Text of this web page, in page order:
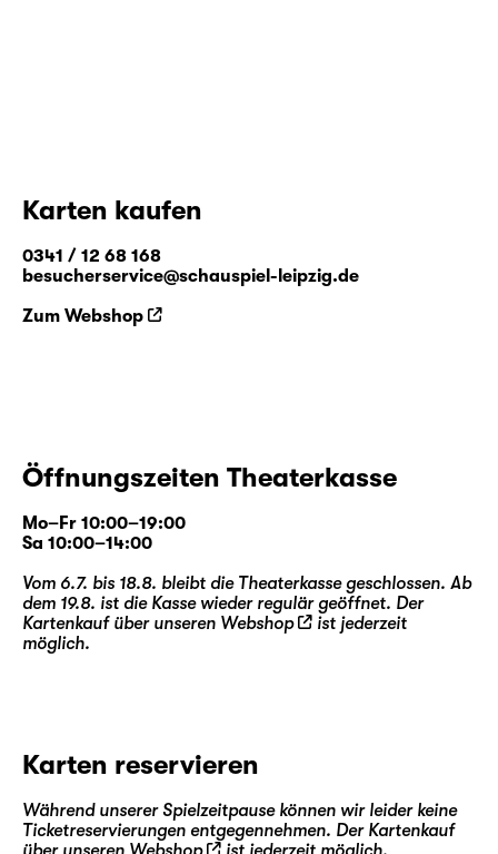
Karten kaufen
0341 / 12 68 168
besucherservice@schauspiel-leipzig.de
Zum Webshop
Öffnungszeiten Theaterkasse
Mo–Fr 10:00–19:00
Sa 10:00–14:00
Vom 6.7. bis 18.8. bleibt die Theaterkasse geschlossen. Ab
dem 19.8. ist die Kasse wieder regulär geöffnet. Der
Kartenkauf über unseren Webshop
ist jederzeit
möglich.
Karten reservieren
Während unserer Spielzeitpause können wir leider keine
Ticketreservierungen entgegennehmen. Der Kartenkauf